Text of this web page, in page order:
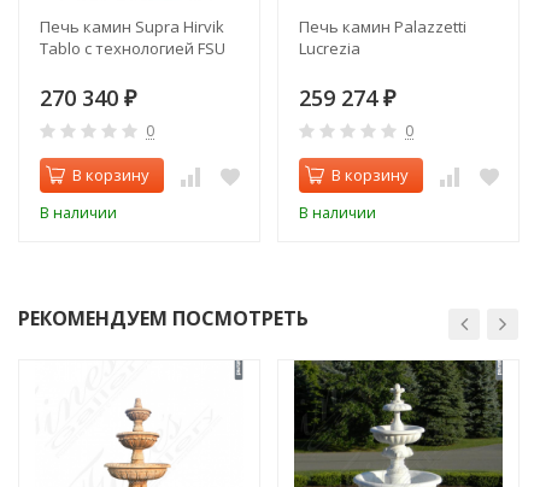
Печь камин Supra Hirvik
Tablo с технологией FSU
270 340 ₽
0
В корзину
В наличии
Печь камин Palazzetti
Lucrezia
259 274 ₽
0
В корзину
В наличии
РЕКОМЕНДУЕМ ПОСМОТРЕТЬ